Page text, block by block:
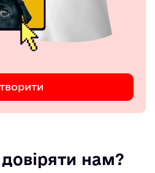
нам?